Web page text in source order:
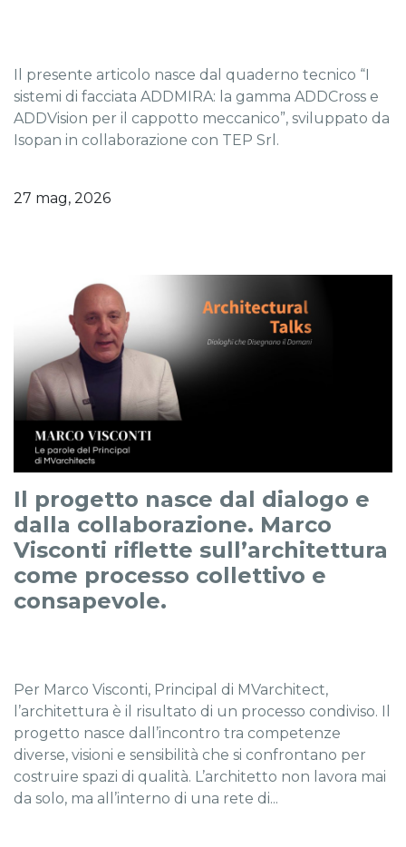
Il presente articolo nasce dal quaderno tecnico “I
sistemi di facciata ADDMIRA: la gamma ADDCross e
ADDVision per il cappotto meccanico”, sviluppato da
Isopan in collaborazione con TEP Srl.
27 mag, 2026
Il progetto nasce dal dialogo e
dalla collaborazione. Marco
Visconti riflette sull’architettura
come processo collettivo e
consapevole.
Per Marco Visconti, Principal di MVarchitect,
l’architettura è il risultato di un processo condiviso. Il
progetto nasce dall’incontro tra competenze
diverse, visioni e sensibilità che si confrontano per
costruire spazi di qualità. L’architetto non lavora mai
da solo, ma all’interno di una rete di...